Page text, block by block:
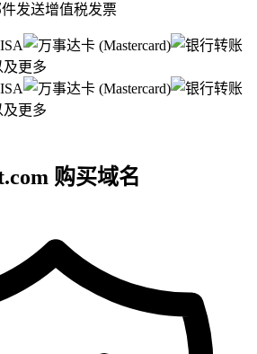
发送增值税发票
及更多
及更多
购买域名